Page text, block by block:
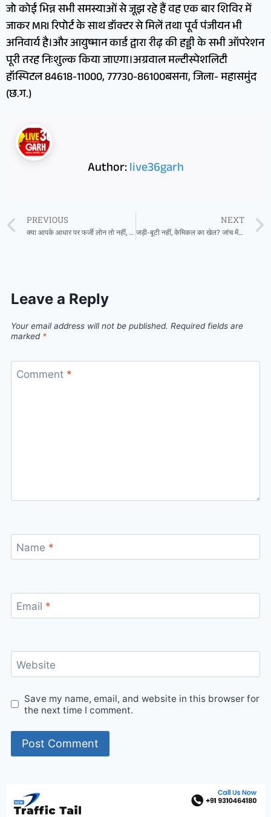
जो कोई भिन्न सभी समस्याओं से जूझ रहे हैं वह एक बार शिविर में
जाकर MRI रिपोर्ट के साथ डॉक्टर से मिलें तथा पूर्व पंजीयन भी
अनिवार्य है।और आयुष्मान कार्ड द्वारा रीढ़ की हड्डी के सभी ऑपरेशन
पूरी तरह निःशुल्क किया जाएगा।अग्रवाल मल्टीस्पेशलिटी
हॉस्पिटल 84618-11000, 77730-86100बसना, जिला- महासमुंद
(छ.ग.)
Author:live36garh
PREVIOUS
क्या आपके आधार पर फर्जी लोन तो नहीं, करें पता
NEXT
जड़ी-बूटी नहीं, केमिकल का खेल? जांच में हुआ बड़ा खुलासा- आयुर्वेद के नाम पर एलोपैथी की मिलावट, किडनी-लिवर खतरे में
Leave a Reply
Your email address will not be published. Required fields are
marked *
Comment *
Name *
Email *
Website
Save my name, email, and website in this browser for
the next time I comment.